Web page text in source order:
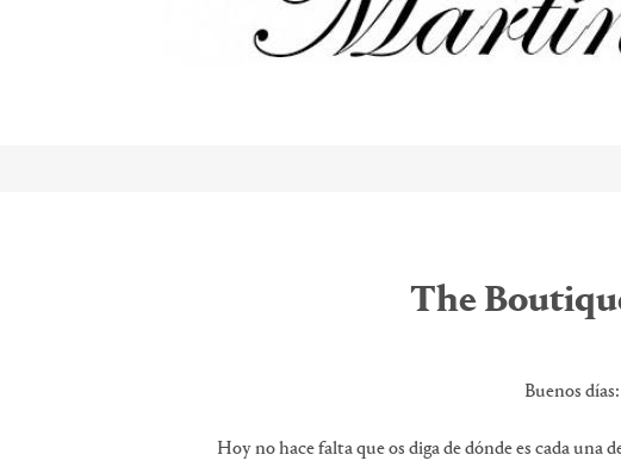
The
Buenos días:
Hoy no hace falta que os diga de dónde es cada una